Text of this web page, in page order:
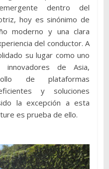
dentro del
hoy es sinónimo de
moderno y una clara
del conductor. A
su lugar como uno
de Asia,
de plataformas
y soluciones
la excepción a esta
es prueba de ello.